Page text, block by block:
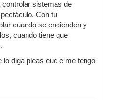
controlar sistemas de
Con tu
cuando se encienden y
cuando tiene que
lo diga pleas euq e me tengo